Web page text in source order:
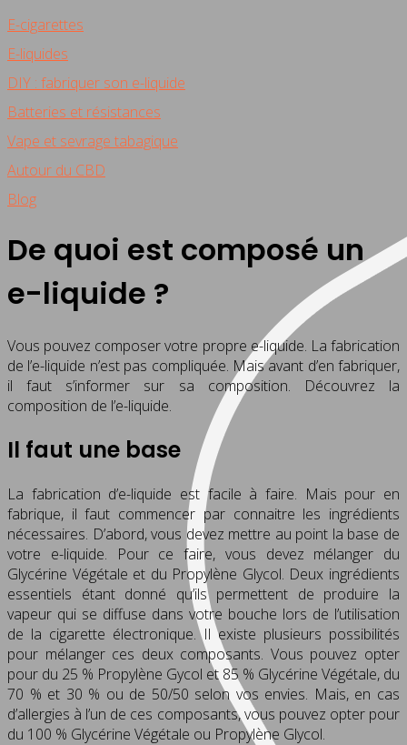
E-cigarettes
E-liquides
DIY : fabriquer son e-liquide
Batteries et résistances
Vape et sevrage tabagique
Autour du CBD
Blog
De quoi est composé un
e-liquide ?
Vous pouvez composer votre propre e-liquide. La fabrication
de l’e-liquide n’est pas compliquée. Mais avant d’en fabriquer,
il faut s’informer sur sa composition. Découvrez la
composition de l’e-liquide.
Il faut une base
La fabrication d’e-liquide est facile à faire. Mais pour en
fabrique, il faut commencer par connaitre les ingrédients
nécessaires. D’abord, vous devez mettre au point la base de
votre e-liquide. Pour ce faire, vous devez mélanger du
Glycérine Végétale et du Propylène Glycol. Deux ingrédients
essentiels étant donné qu’ils permettent de produire la
vapeur qui se diffuse dans votre bouche lors de l’utilisation
de la cigarette électronique. Il existe plusieurs possibilités
pour mélanger ces deux composants. Vous pouvez opter
pour du 25 % Propylène Gycol et 85 % Glycérine Végétale, du
70 % et 30 % ou de 50/50 selon vos envies. Mais, en cas
d’allergies à l’un de ces composants, vous pouvez opter pour
du 100 % Glycérine Végétale ou Propylène Glycol.